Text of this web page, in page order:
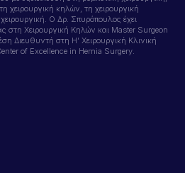
χειρουργική κηλών, τη χειρουργική
Ο Δρ. Σπυρόπουλος έχει
στη Χειρουργική Κηλών και Master Surgeon
Διευθυντή στη Η’ Χειρουργική Κλινική
of Excellence in Hernia Surgery.